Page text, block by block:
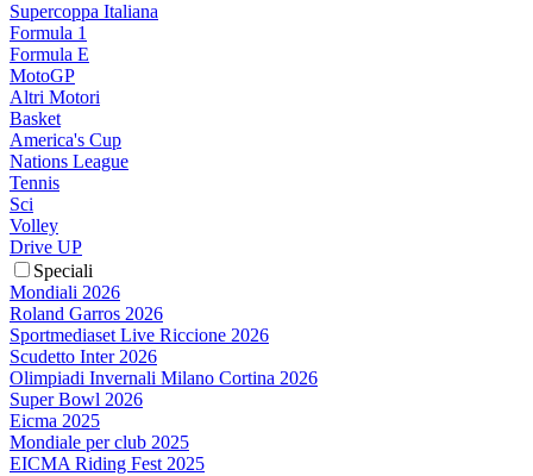
Supercoppa Italiana
Formula 1
Formula E
MotoGP
Altri Motori
Basket
America's Cup
Nations League
Tennis
Sci
Volley
Drive UP
Speciali
Mondiali 2026
Roland Garros 2026
Sportmediaset Live Riccione 2026
Scudetto Inter 2026
Olimpiadi Invernali Milano Cortina 2026
Super Bowl 2026
Eicma 2025
Mondiale per club 2025
EICMA Riding Fest 2025